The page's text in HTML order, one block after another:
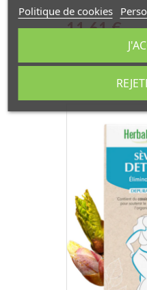
de Paris
Prix
11,61 €
Politique de cookies